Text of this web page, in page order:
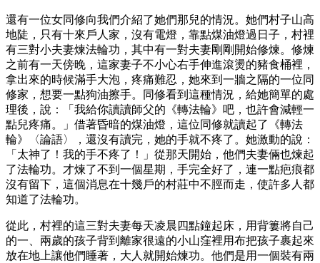
還有一位女同修向我們介紹了她們那兒的情況。她們村子山高
地陡，只有十來戶人家，沒有電燈，靠點煤油燈過日子，村裡
有三對小夫妻煉法輪功，其中有一對夫妻剛剛開始修煉。修煉
之前有一天傍晚，這家妻子不小心右手伸進滾燙的豬食桶裡，
拿出來的時候滿手大泡，疼痛難忍，她來到一牆之隔的一位同
修家，想要一點狗油擦手。同修看到這種情況，給她簡單的處
理後，說：「我給你讀讀師父的《轉法輪》吧，也許會減輕一
點兒疼痛。」借著昏暗的煤油燈，這位同修就讀起了《轉法
輪》〈論語〉，還沒有讀完，她的手就不疼了。她激動的說：
「太神了！我的手不疼了！」從那天開始，他們夫妻倆也煉起
了法輪功。才煉了不到一個星期，手完全好了，連一點疤痕都
沒有留下，這個消息在十幾戶的村莊中不脛而走，使許多人都
知道了法輪功。
從此，村裡的這三對夫妻每天凌晨四點鐘起床，用背簍將自己
的一、兩歲的孩子背到離家很遠的小山窪裡用布把孩子裹起來
放在地上讓他們睡著，大人就開始煉功。他們是用一個裝有兩